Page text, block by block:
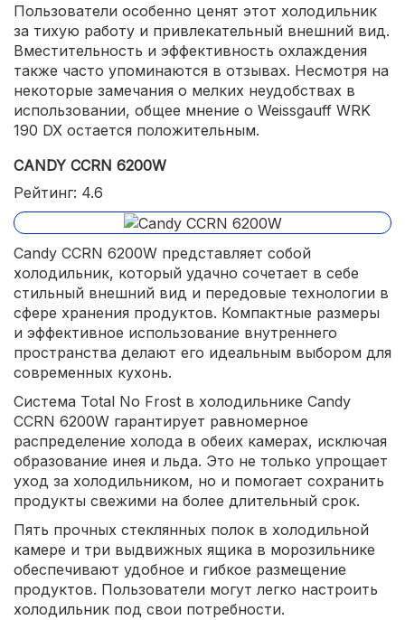
Пользователи особенно ценят этот холодильник
за тихую работу и привлекательный внешний вид.
Вместительность и эффективность охлаждения
также часто упоминаются в отзывах. Несмотря на
некоторые замечания о мелких неудобствах в
использовании, общее мнение о Weissgauff WRK
190 DX остается положительным.
CANDY CCRN 6200W
Рейтинг: 4.6
Candy CCRN 6200W представляет собой
холодильник, который удачно сочетает в себе
стильный внешний вид и передовые технологии в
сфере хранения продуктов. Компактные размеры
и эффективное использование внутреннего
пространства делают его идеальным выбором для
современных кухонь.
Система Total No Frost в холодильнике Candy
CCRN 6200W гарантирует равномерное
распределение холода в обеих камерах, исключая
образование инея и льда. Это не только упрощает
уход за холодильником, но и помогает сохранить
продукты свежими на более длительный срок.
Пять прочных стеклянных полок в холодильной
камере и три выдвижных ящика в морозильнике
обеспечивают удобное и гибкое размещение
продуктов. Пользователи могут легко настроить
холодильник под свои потребности.